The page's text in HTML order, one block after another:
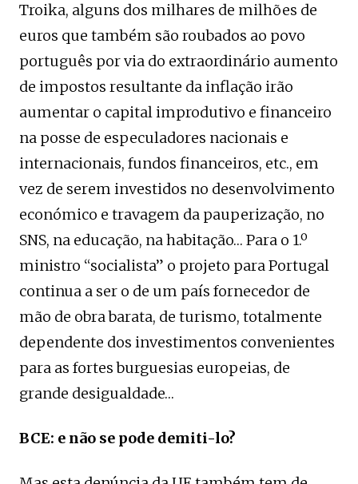
Troika, alguns dos milhares de milhões de
euros que também são roubados ao povo
português por via do extraordinário aumento
de impostos resultante da inflação irão
aumentar o capital improdutivo e financeiro
na posse de especuladores nacionais e
internacionais, fundos financeiros, etc., em
vez de serem investidos no desenvolvimento
económico e travagem da pauperização, no
SNS, na educação, na habitação… Para o 1.º
ministro “socialista” o projeto para Portugal
continua a ser o de um país fornecedor de
mão de obra barata, de turismo, totalmente
dependente dos investimentos convenientes
para as fortes burguesias europeias, de
grande desigualdade…
BCE: e não se pode demiti-lo?